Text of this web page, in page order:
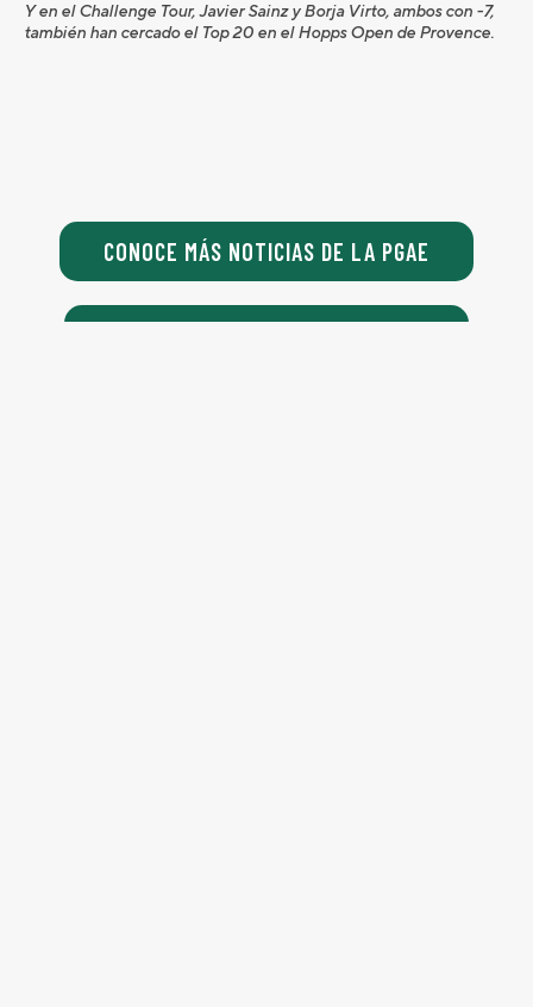
Y en el Challenge Tour, Javier Sainz y Borja Virto, ambos con -7,
también han cercado el Top 20 en el Hopps Open de Provence.
CONOCE MÁS NOTICIAS DE LA PGAE